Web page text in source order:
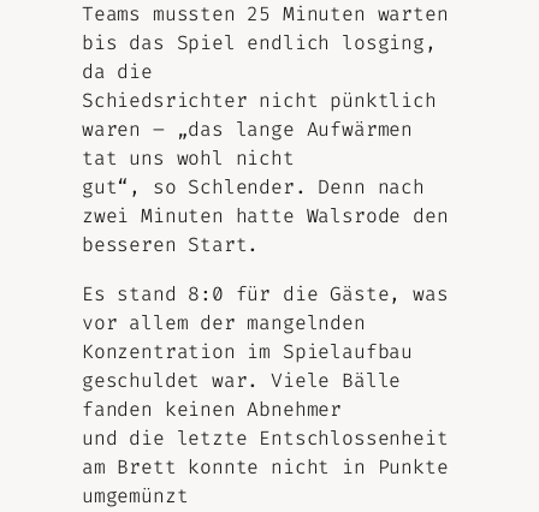
Teams mussten 25 Minuten warten
bis das Spiel endlich losging,
da die
Schiedsrichter nicht pünktlich
waren – „das lange Aufwärmen
tat uns wohl nicht
gut“, so Schlender. Denn nach
zwei Minuten hatte Walsrode den
besseren Start.
Es stand 8:0 für die Gäste, was
vor allem der mangelnden
Konzentration im Spielaufbau
geschuldet war. Viele Bälle
fanden keinen Abnehmer
und die letzte Entschlossenheit
am Brett konnte nicht in Punkte
umgemünzt